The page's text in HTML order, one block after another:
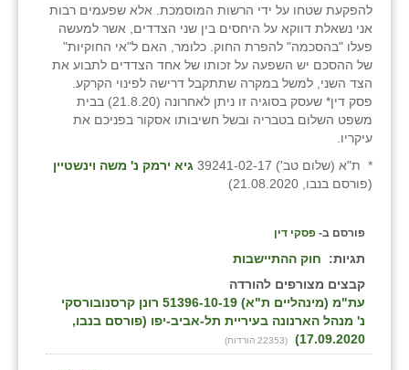
להפקעת שטחו על ידי הרשות המוסמכת. אלא שפעמים רבות
אני נשאלת דווקא על היחסים בין שני הצדדים, אשר למעשה
פעלו "בהסכמה" להפרת החוק. כלומר, האם ל"אי החוקיות"
של ההסכם יש השפעה על זכותו של אחד הצדדים לתבוע את
הצד השני, למשל במקרה שתתקבל דרישה לפינוי הקרקע.
פסק דין* שעסק בסוגיה זו ניתן לאחרונה (21.8.20) בבית
משפט השלום בטבריה ובשל חשיבותו אסקור בפניכם את
עיקריו.
* ת"א (שלום טב') 39241-02-17
גיא ירמק נ' משה וינשטיין
(פורסם בנבו, 21.08.2020)
פורסם ב- פסקי דין
תגיות:
חוק ההתיישבות
קבצים מצורפים להורדה
עת"מ (מינהליים ת"א) 51396-10-19 רונן קרסנובורסקי
נ' מנהל הארנונה בעיריית תל-אביב-יפו (פורסם בנבו,
17.09.2020)
(22353 הורדות)
נאות הכיכר
נווה אטי״ב
נהריה (אג״ש)
ניר צבי
עין חצבה
עין תמר
עמרים
קלחים